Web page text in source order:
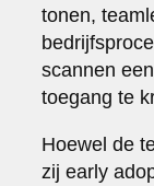
tonen,
scannen
toegang te
Hoewel de
zij early